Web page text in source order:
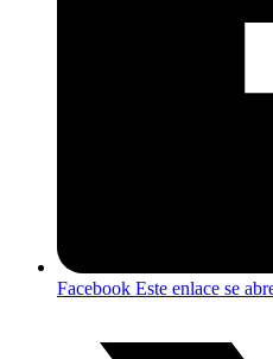
Facebook Este enlace se